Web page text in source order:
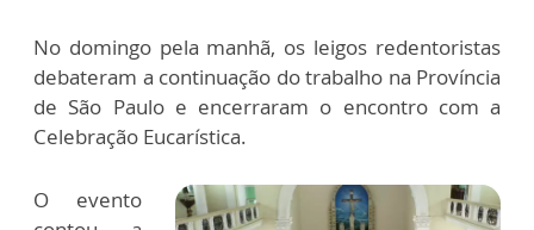
No domingo pela manhã, os leigos redentoristas
debateram a continuação do trabalho na Província
de São Paulo e encerraram o encontro com a
Celebração Eucarística.
O evento